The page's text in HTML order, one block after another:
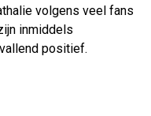
volgens veel fans
inmiddels
positief.